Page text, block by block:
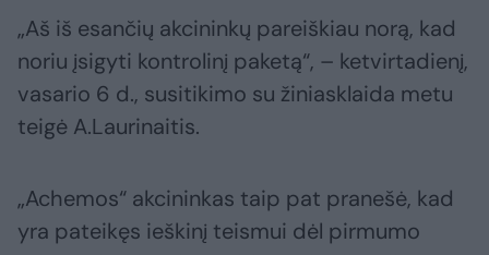
„Aš iš esančių akcininkų pareiškiau norą, kad
noriu įsigyti kontrolinį paketą“, – ketvirtadienį,
vasario 6 d., susitikimo su žiniasklaida metu
teigė A.Laurinaitis.
„Achemos“ akcininkas taip pat pranešė, kad
yra pateikęs ieškinį teismui dėl pirmumo